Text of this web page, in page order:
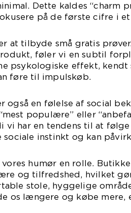
Dette kaldes “charm
på de første cifre i et
at tilbyde små gratis
føler vi en subtil
psykologiske effekt,
føre til impulskøb.
også en følelse af social
populære” eller
vi har en tendens til at
sociale instinkt og kan
humør en rolle.
og tilfredshed, hvilket
stole, hyggelige
os længere og købe mere,